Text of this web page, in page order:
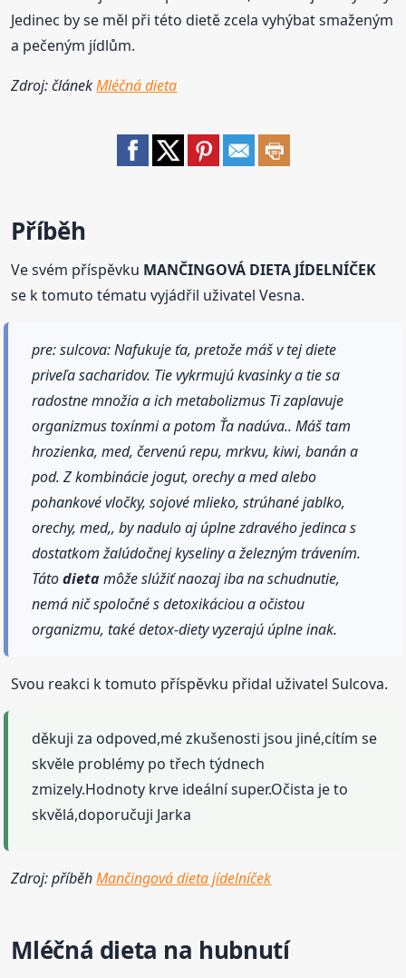
Jedinec by se měl při této dietě zcela vyhýbat smaženým
a pečeným jídlům.
Zdroj: článekMléčná dieta
Příběh
Ve svém příspěvku MANČINGOVÁ DIETA JÍDELNÍČEK
se k tomuto tématu vyjádřil uživatel Vesna.
pre: sulcova: Nafukuje ťa, pretože máš v tej diete
priveľa sacharidov. Tie vykrmujú kvasinky a tie sa
radostne množia a ich metabolizmus Ti zaplavuje
organizmus toxínmi a potom Ťa nadúva.. Máš tam
hrozienka, med, červenú repu, mrkvu, kiwi, banán a
pod. Z kombinácie jogut, orechy a med alebo
pohankové vločky, sojové mlieko, strúhané jablko,
orechy, med,, by nadulo aj úplne zdravého jedinca s
dostatkom žalúdočnej kyseliny a železným trávením.
Tátodietamôže slúžiť naozaj iba na schudnutie,
nemá nič spoločné s detoxikáciou a očistou
organizmu, také detox-diety vyzerajú úplne inak.
Svou reakci k tomuto příspěvku přidal uživatel Sulcova.
děkuji za odpoved,mé zkušenosti jsou jiné,cítím se
skvěle problémy po třech týdnech
zmizely.Hodnoty krve ideální super.Očista je to
skvělá,doporučuji Jarka
Zdroj: příběhMančingová dieta jídelníček
Mléčná dieta na hubnutí